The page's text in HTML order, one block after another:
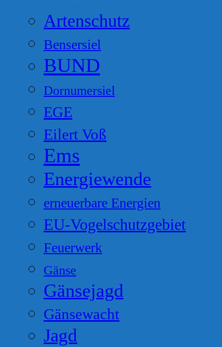
Artenschutz
Bensersiel
BUND
Dornumersiel
EGE
Eilert Voß
Ems
Energiewende
erneuerbare Energien
EU-Vogelschutzgebiet
Feuerwerk
Gänse
Gänsejagd
Gänsewacht
Jagd